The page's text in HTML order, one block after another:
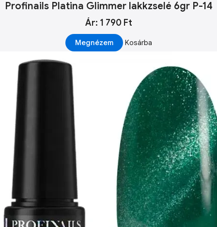
Profinails Platina Glimmer lakkzselé 6gr P-14
Ár: 1 790 Ft
Megnézem Kosárba